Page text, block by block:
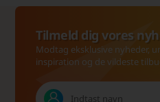
Tilmeld dig vores
Modtag eksklusive nyheder,
inspiration og de vildeste